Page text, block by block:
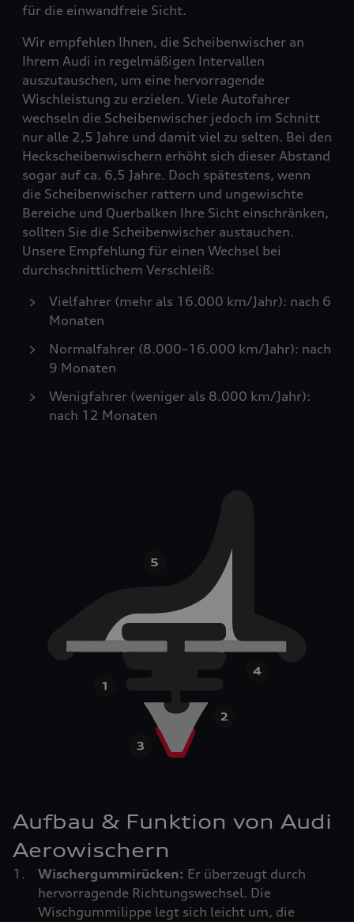
für die einwandfreie Sicht.
Wir empfehlen Ihnen, die Scheibenwischer an
Ihrem Audi in regelmäßigen Intervallen
auszutauschen, um eine hervorragende
Wischleistung zu erzielen. Viele Autofahrer
wechseln die Scheibenwischer jedoch im Schnitt
nur alle 2,5 Jahre und damit viel zu selten. Bei den
Heckscheibenwischern erhöht sich dieser Abstand
sogar auf ca. 6,5 Jahre. Doch spätestens, wenn
die Scheibenwischer rattern und ungewischte
Bereiche und Querbalken Ihre Sicht einschränken,
sollten Sie die Scheibenwischer austauchen.
Unsere Empfehlung für einen Wechsel bei
durchschnittlichem Verschleiß:
Vielfahrer (mehr als 16.000 km/Jahr): nach 6
Monaten
Normalfahrer (8.000–16.000 km/Jahr): nach
9 Monaten
Wenigfahrer (weniger als 8.000 km/Jahr):
nach 12 Monaten
Aufbau & Funktion von Audi
Aerowischern
Wischergummirücken: Er überzeugt durch
hervorragende Richtungswechsel. Die
Wischgummilippe legt sich leicht um, die